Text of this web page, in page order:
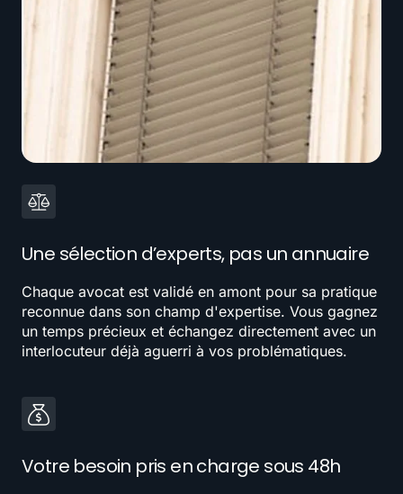
Une sélection d’experts, pas un annuaire
Chaque avocat est validé en amont pour sa pratique
reconnue dans son champ d'expertise. Vous gagnez
un temps précieux et échangez directement avec un
interlocuteur déjà aguerri à vos problématiques.
Votre besoin pris en charge sous 48h